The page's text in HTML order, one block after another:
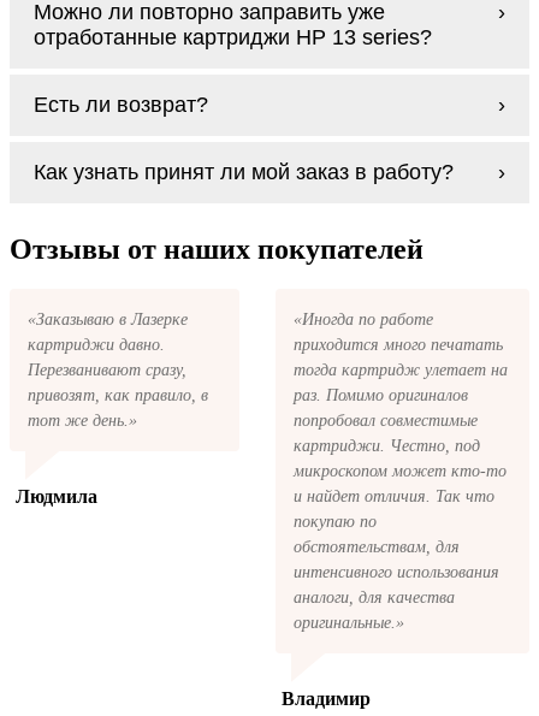
доставляем Вам картриджи HP 13 series
наличными курьеру при получении заказа.
Можно ли повторно заправить уже
отработанные картриджи HP 13 series?
процесс проще, в случае с оригиналами
В любом случае вы можете заправить
картриджи HP 13 series. У нас можно купить
принтеров.
Есть ли возврат?
причине вам не подошли, мы при первом
Как узнать принят ли мой заказ в работу?
13 series на указанную вами электронную
почту придёт письмо с копией заказа. Это
оформить доставку. Если вы не получили
письмо с копией заказа, пожалуйста,
свяжитесь с нами через сервис обратная
связь, или позвоните.
Отзывы от наших покупателей
«Заказываю в Лазерке
картриджи давно.
Перезванивают сразу,
привозят, как правило, в
тот же день.»
Людмила
«Иногда по работе
приходится много печатать
тогда картридж улетает на
раз. Помимо оригиналов
попробовал совместимые
картриджи. Честно, под
микроскопом может кто-то
и найдет отличия. Так что
покупаю по
обстоятельствам, для
интенсивного использования
аналоги, для качества
оригинальные.»
Владимир